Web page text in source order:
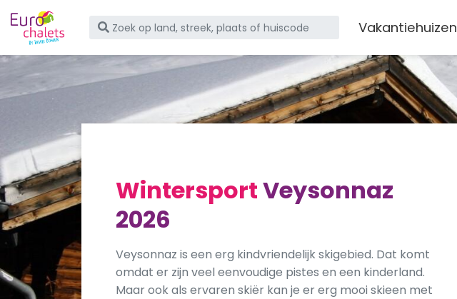
Vakantiehuizen
WintersportVeysonnaz
2026
Veysonnaz is een erg kindvriendelijk skigebied. Dat komt
omdat er zijn veel eenvoudige pistes en een kinderland.
Maar ook als ervaren skiër kan je er erg mooi skieen met